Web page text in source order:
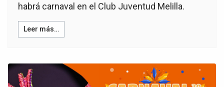
habrá carnaval en el Club Juventud Melilla.
Leer más…